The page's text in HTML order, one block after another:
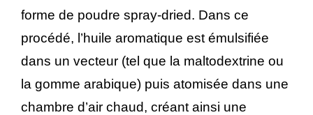
forme de poudre spray-dried. Dans ce
procédé, l’huile aromatique est émulsifiée
dans un vecteur (tel que la maltodextrine ou
la gomme arabique) puis atomisée dans une
chambre d’air chaud, créant ainsi une